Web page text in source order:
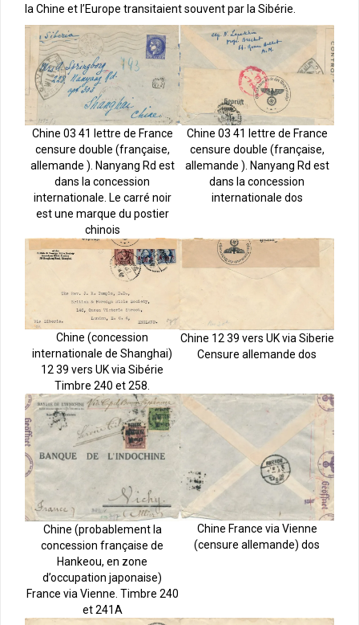
la Chine et l’Europe transitaient souvent par la Sibérie.
Chine 03 41 lettre de France
censure double (française,
allemande ). Nanyang Rd est
dans la concession
internationale. Le carré noir
est une marque du postier
chinois
Chine 03 41 lettre de France
censure double (française,
allemande ). Nanyang Rd est
dans la concession
internationale dos
Chine (concession
internationale de Shanghai)
12 39 vers UK via Sibérie
Timbre 240 et 258.
Chine 12 39 vers UK via Siberie
Censure allemande dos
Chine (probablement la
concession française de
Hankeou, en zone
d’occupation japonaise)
France via Vienne. Timbre 240
et 241A
Chine France via Vienne
(censure allemande) dos